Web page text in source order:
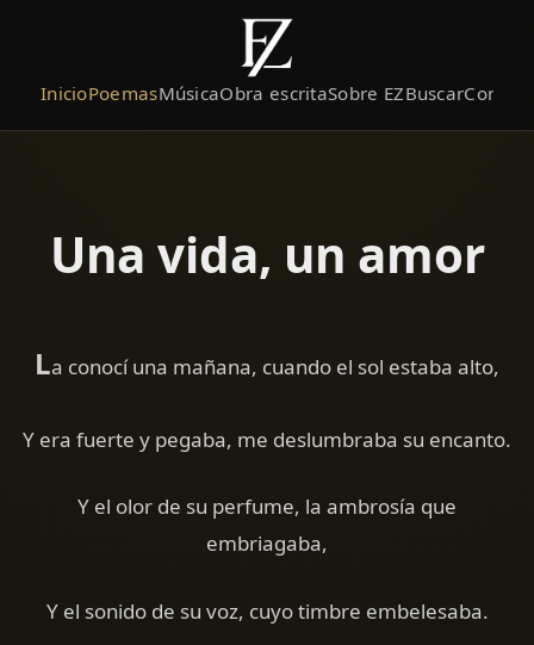
InicioPoemasMúsicaObra escritaSobre EZBuscar
Una vida, un amor
La conocí una mañana, cuando el sol estaba alto,
Y era fuerte y pegaba, me deslumbraba su encanto.
Y el olor de su perfume, la ambrosía que
embriagaba,
Y el sonido de su voz, cuyo timbre embelesaba.